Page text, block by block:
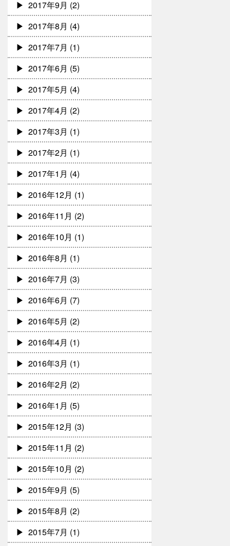
2017年9月 (2)
2017年8月 (4)
2017年7月 (1)
2017年6月 (5)
2017年5月 (4)
2017年4月 (2)
2017年3月 (1)
2017年2月 (1)
2017年1月 (4)
2016年12月 (1)
2016年11月 (2)
2016年10月 (1)
2016年8月 (1)
2016年7月 (3)
2016年6月 (7)
2016年5月 (2)
2016年4月 (1)
2016年3月 (1)
2016年2月 (2)
2016年1月 (5)
2015年12月 (3)
2015年11月 (2)
2015年10月 (2)
2015年9月 (5)
2015年8月 (2)
2015年7月 (1)